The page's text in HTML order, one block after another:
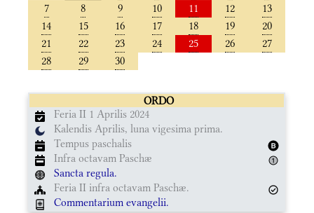
7
8 9 10 11 12
13
14
15 16 17 18 19
20
21
22 23 24 25 26
27
28
29 30
ORDO
Feria II 1 Aprilis 2024
Kalendis Aprilis, luna vigesima prima.
Tempus paschalis
Infra octavam Paschæ
Sancta regula.
Feria II infra octavam Paschæ.
Commentarium evangelii.